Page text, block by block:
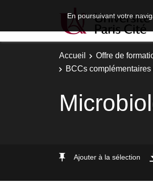
En poursuivant votre
Accueil Offre de
BCCs
Ajouter à la sélection